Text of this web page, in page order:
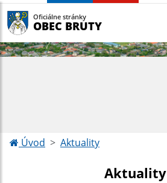
Oficiálne stránky
OBEC BRUTY
Úvod Aktuality
Aktuality